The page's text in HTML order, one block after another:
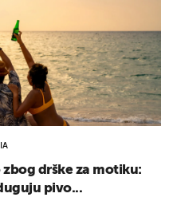
drške za motiku:
pivo...